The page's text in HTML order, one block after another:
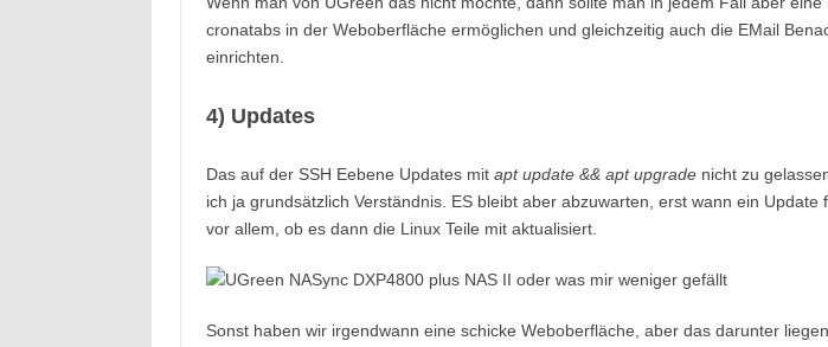
cronatabs in der Weboberfläche ermöglichen und gleichzeitig auch die EMail
einrichten.
4) Updates
Das auf der SSH Eebene Updates mit apt update && apt upgradenicht zu
ich ja grundsätzlich Verständnis. ES bleibt aber abzuwarten, erst wann ein Update
vor allem, ob es dann die Linux Teile mit aktualisiert.
Sonst haben wir irgendwann eine schicke Weboberfläche, aber das darunter